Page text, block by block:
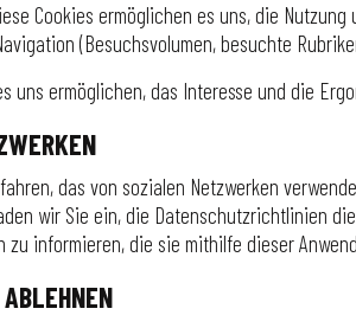
Cookies ermöglichen es uns, die
(Besuchsvolumen, besuchte
uns ermöglichen, das Interesse und die
das von sozialen Netzwerken
wir Sie ein, die Datenschutzrichtlinien
zu informieren, die sie mithilfe dieser